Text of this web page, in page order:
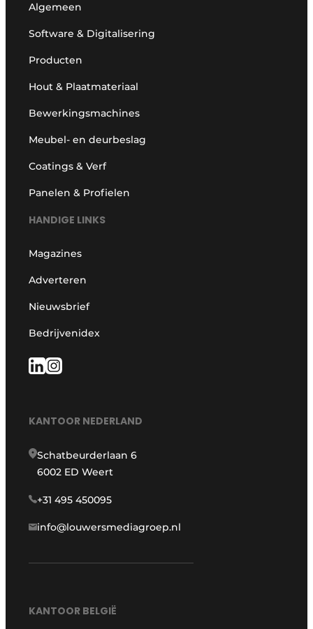
Algemeen
Software & Digitalisering
Producten
Hout & Plaatmateriaal
Bewerkingsmachines
Meubel- en deurbeslag
Coatings & Verf
Panelen & Profielen
HANDIGE LINKS
Magazines
Adverteren
Nieuwsbrief
Bedrijvenidex
KANTOOR NEDERLAND
Schatbeurderlaan 6
6002 ED Weert
+31 495 450095
info@louwersmediagroep.nl
KANTOOR BELGIË